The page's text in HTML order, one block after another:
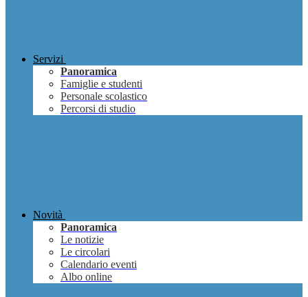
Servizi
Panoramica
Famiglie e studenti
Personale scolastico
Percorsi di studio
Novità
Panoramica
Le notizie
Le circolari
Calendario eventi
Albo online